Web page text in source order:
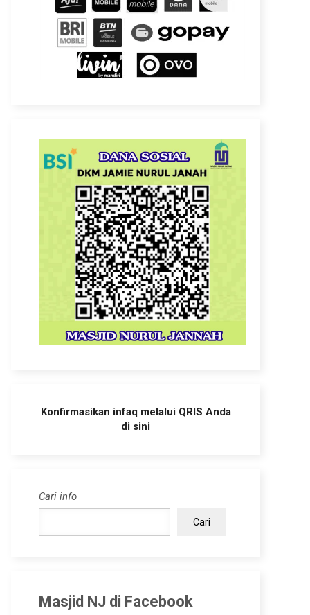
Konfirmasikan infaq melalui QRIS Anda
di sini
Cari info
Cari
Masjid NJ di Facebook